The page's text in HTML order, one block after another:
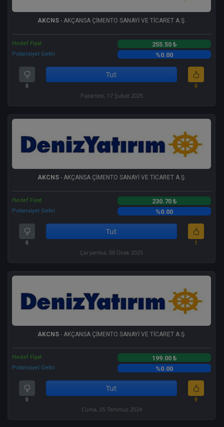
AKCNS- AKÇANSA ÇİMENTO SANAYİ VE TİCARET A.Ş.
Hedef Fiyat 255.50 ₺
Potansiyel Getiri %0.00
0
Tut
0
Pazartesi, 17 Şubat 2025
AKCNS- AKÇANSA ÇİMENTO SANAYİ VE TİCARET A.Ş.
Hedef Fiyat 230.70 ₺
Potansiyel Getiri %0.00
0
Tut
1
Çarşamba, 08 Ocak 2025
AKCNS- AKÇANSA ÇİMENTO SANAYİ VE TİCARET A.Ş.
Hedef Fiyat 199.00 ₺
Potansiyel Getiri %0.00
0
Tut
9
Cuma, 05 Temmuz 2024